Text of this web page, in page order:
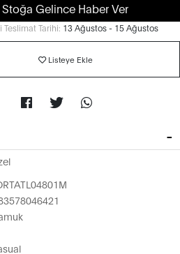
Stoğa Gelince Haber Ver
Teslimat Tarihi: 13 Ağustos - 15 Ağustos
Listeye Ekle